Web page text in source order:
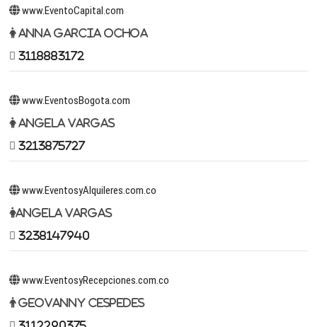
www.EventoCapital.com
Anna Garcia Ochoa
3118883172
www.EventosBogota.com
Angela Vargas
3213875727
www.EventosyAlquileres.com.co
Angela Vargas
3238147940
www.EventosyRecepciones.com.co
Geovanny Cespedes